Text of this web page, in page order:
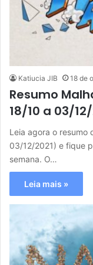
Katiucia JIB 18 de
Resumo
18/10 a 03/
Leia agora o resumo
03/12/2021) e fique
semana. O…
Leia mais »